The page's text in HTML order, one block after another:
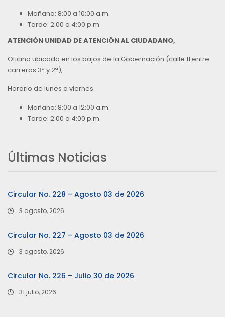
Mañana: 8:00 a 10:00 a.m.
Tarde: 2:00 a 4:00 p.m
ATENCIÓN UNIDAD DE ATENCIÓN AL CIUDADANO,
Oficina ubicada en los bajos de la Gobernación (calle 11 entre
carreras 3ª y 2ª),
Horario de lunes a viernes
Mañana: 8:00 a 12:00 a.m.
Tarde: 2:00 a 4:00 p.m
Últimas Noticias
Circular No. 228 – Agosto 03 de 2026
3 agosto, 2026
Circular No. 227 – Agosto 03 de 2026
3 agosto, 2026
Circular No. 226 – Julio 30 de 2026
31 julio, 2026